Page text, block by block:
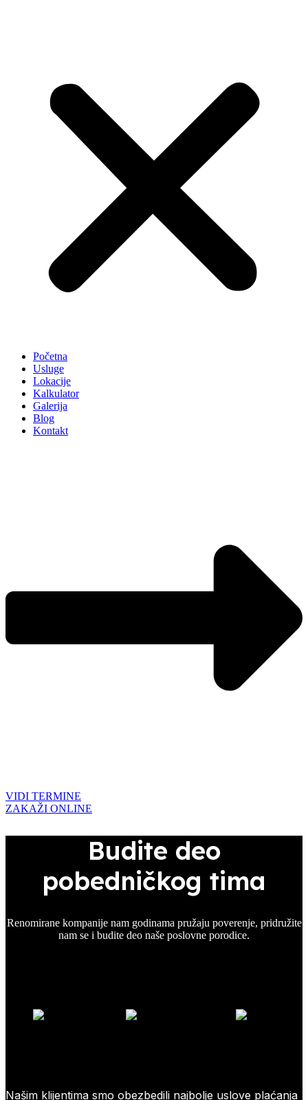
Početna
Usluge
Lokacije
Kalkulator
Galerija
Blog
Kontakt
VIDI TERMINE
ZAKAŽI ONLINE
Budite deo
pobedničkog tima
Renomirane kompanije nam godinama pružaju poverenje, pridružite
nam se i budite deo naše poslovne porodice.
Našim klijentima smo obezbedili najbolje uslove plaćanja